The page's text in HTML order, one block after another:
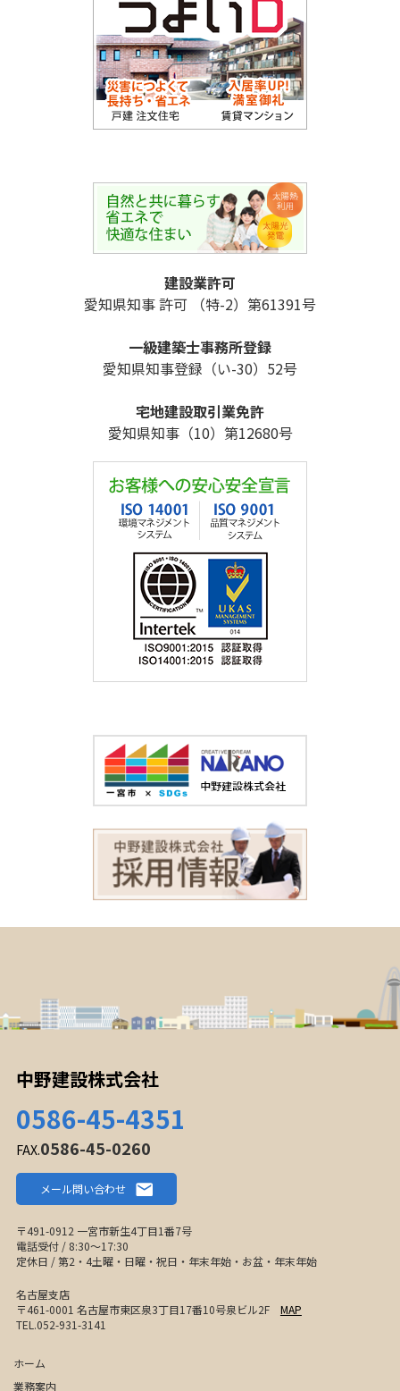
建設業許可
愛知県知事 許可 （特-2）第61391号
一級建築士事務所登録
愛知県知事登録（い-30）52号
宅地建設取引業免許
愛知県知事（10）第12680号
中野建設株式会社
0586-45-4351
FAX.0586-45-0260
メール問い合わせ
〒491-0912 一宮市新生4丁目1番7号
電話受付 / 8:30〜17:30
定休日 / 第2・4土曜・日曜・祝日・年末年始・お盆・年末年始
名古屋支店
〒461-0001 名古屋市東区泉3丁目17番10号泉ビル2F MAP
TEL.052-931-3141
ホーム
業務案内